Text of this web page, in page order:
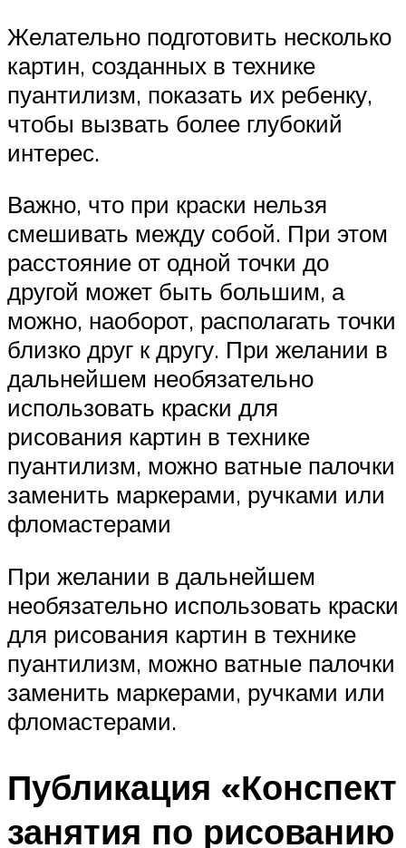
Желательно подготовить несколько
картин, созданных в технике
пуантилизм, показать их ребенку,
чтобы вызвать более глубокий
интерес.
Важно, что при краски нельзя
смешивать между собой. При этом
расстояние от одной точки до
другой может быть большим, а
можно, наоборот, располагать точки
близко друг к другу. При желании в
дальнейшем необязательно
использовать краски для
рисования картин в технике
пуантилизм, можно ватные палочки
заменить маркерами, ручками или
фломастерами
При желании в дальнейшем
необязательно использовать краски
для рисования картин в технике
пуантилизм, можно ватные палочки
заменить маркерами, ручками или
фломастерами.
Публикация «Конспект
занятия по рисованию